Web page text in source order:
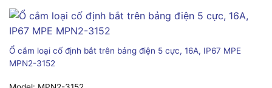
Ổ cắm loại cố định bắt trên bảng điện 5 cực, 16A, IP67 MPE
MPN2-3152